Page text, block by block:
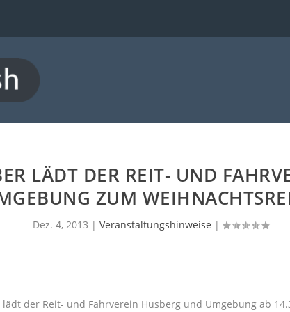
LÄDT DER REIT- UND
ZUM
Dez. 4, 2013 | Veranstaltungshinweise |
lädt der Reit- und Fahrverein Husberg und Umgebung ab